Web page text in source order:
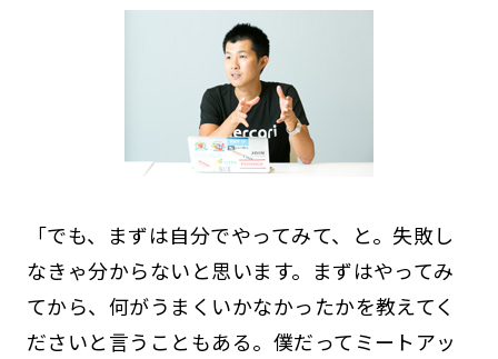
「でも、まずは自分でやってみて、と。失敗し
なきゃ分からないと思います。まずはやってみ
てから、何がうまくいかなかったかを教えてく
ださいと言うこともある。僕だってミートアッ